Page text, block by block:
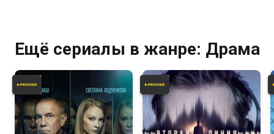
Ещё сериалы в жанре: Драма